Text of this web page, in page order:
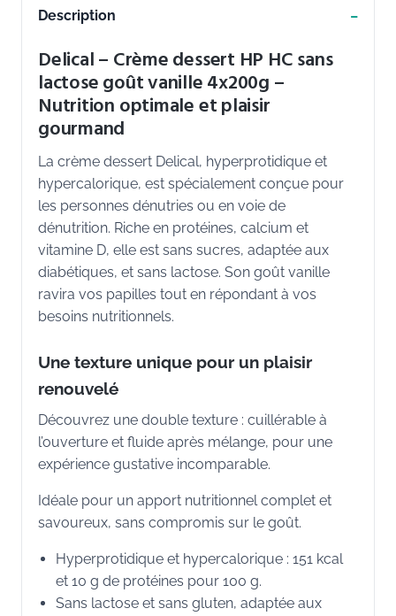
Description
Delical – Crème dessert HP HC sans
lactose goût vanille 4x200g –
Nutrition optimale et plaisir
gourmand
La crème dessert Delical, hyperprotidique et
hypercalorique, est spécialement conçue pour
les personnes dénutries ou en voie de
dénutrition. Riche en protéines, calcium et
vitamine D, elle est sans sucres, adaptée aux
diabétiques, et sans lactose. Son goût vanille
ravira vos papilles tout en répondant à vos
besoins nutritionnels.
Une texture unique pour un plaisir
renouvelé
Découvrez une double texture : cuillérable à
l’ouverture et fluide après mélange, pour une
expérience gustative incomparable.
Idéale pour un apport nutritionnel complet et
savoureux, sans compromis sur le goût.
Hyperprotidique et hypercalorique : 151 kcal
et 10 g de protéines pour 100 g.
Sans lactose et sans gluten, adaptée aux